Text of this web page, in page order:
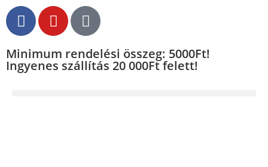
Minimum rendelési összeg: 5000Ft!
Ingyenes szállítás 20 000Ft felett!